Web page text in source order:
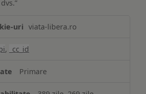
viata-libera.ro
, _cc_id
Primare